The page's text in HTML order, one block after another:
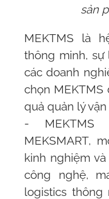
sản
MEKTMS là
thông minh, sự
các doanh
chọn MEKTMS
quả quản lý
- MEKTMS
MEKSMART,
kinh nghiệm
công nghệ,
logistics thông